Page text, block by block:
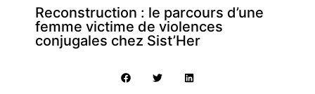
Reconstruction : le parcours d’une
femme victime de violences
conjugales chez Sist’Her